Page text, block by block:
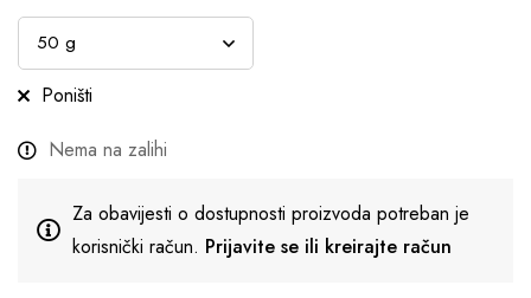
Poništi
Nema na zalihi
Za obavijesti o dostupnosti proizvoda potreban je
korisnički račun. Prijavite se ili kreirajte račun